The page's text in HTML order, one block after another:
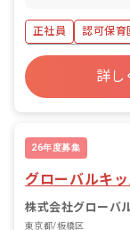
正社員 認可保育
年間休日120日以
寮・住宅・家賃補
詳し
26年度募集
グローバルキ
株式会社グローバ
東京都/板橋区